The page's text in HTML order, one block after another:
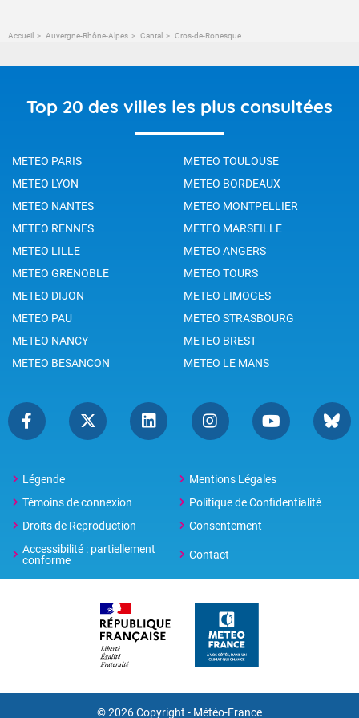
Accueil Auvergne-Rhône-Alpes Cantal Cros-de-Ronesque
Top 20 des villes les plus consultées
METEO PARIS
METEO TOULOUSE
METEO LYON
METEO BORDEAUX
METEO NANTES
METEO MONTPELLIER
METEO RENNES
METEO MARSEILLE
METEO LILLE
METEO ANGERS
METEO GRENOBLE
METEO TOURS
METEO DIJON
METEO LIMOGES
METEO PAU
METEO STRASBOURG
METEO NANCY
METEO BREST
METEO BESANCON
METEO LE MANS
Légende
Mentions Légales
Témoins de connexion
Politique de Confidentialité
Droits de Reproduction
Consentement
Accessibilité : partiellement
conforme
Contact
© 2026 Copyright - Météo-France